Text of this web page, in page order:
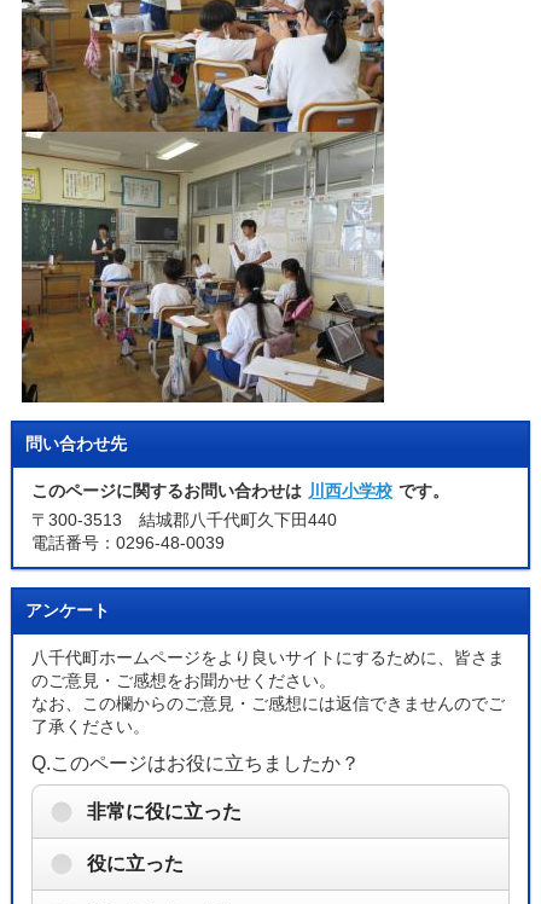
問い合わせ先
このページに関するお問い合わせは 川西小学校 です。
〒300-3513 結城郡八千代町久下田440
電話番号：0296-48-0039
アンケート
八千代町ホームページをより良いサイトにするために、皆さま
のご意見・ご感想をお聞かせください。
なお、この欄からのご意見・ご感想には返信できませんのでご
了承ください。
Q.このページはお役に立ちましたか？
非常に役に立った
役に立った